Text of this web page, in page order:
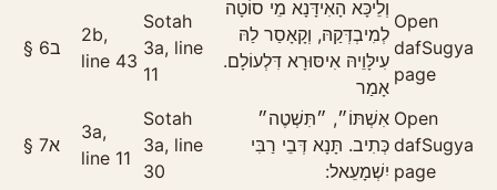
§ 6ב
2b,
line 43
Sotah
3a, line
11
וְלֵיכָּא הָאִידָּנָא מֵי סוֹטָה
לְמִיבְדְּקַהּ, וְקָאָסַר לַהּ
עִילָּוֵיהּ אִיסּוּרָא דִּלְעוֹלָם.
אָמַר
Open
dafSugya
page
§ 7א
3a,
line 11
Sotah
3a, line
30
אִשְׁתּוֹ״, ״תִּשְׁטֶה״
כְּתִיב. תָּנָא דְּבֵי רַבִּי
יִשְׁמָעֵאל:
Open
dafSugya
page